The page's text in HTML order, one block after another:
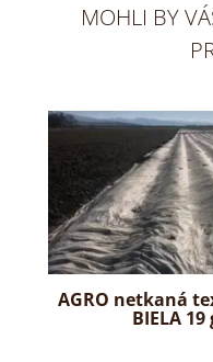
MOHLI BY
AGRO netkaná
BIELA 19